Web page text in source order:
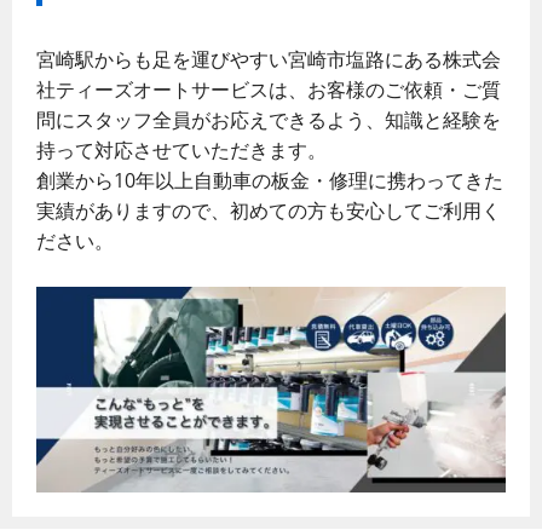
宮崎駅からも足を運びやすい宮崎市塩路にある株式会
社ティーズオートサービスは、お客様のご依頼・ご質
問にスタッフ全員がお応えできるよう、知識と経験を
持って対応させていただきます。
創業から10年以上自動車の板金・修理に携わってきた
実績がありますので、初めての方も安心してご利用く
ださい。